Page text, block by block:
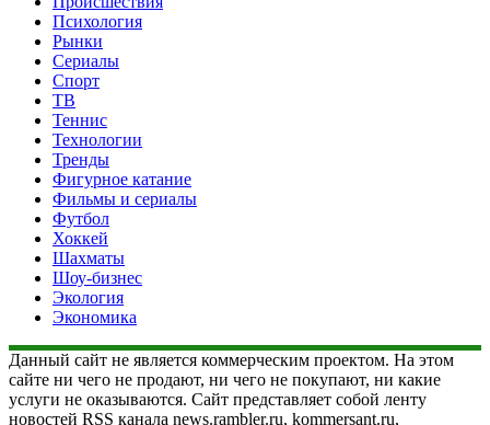
Психология
Рынки
Сериалы
Спорт
ТВ
Теннис
Технологии
Тренды
Фигурное катание
Фильмы и сериалы
Футбол
Хоккей
Шахматы
Шоу-бизнес
Экология
Экономика
Данный сайт не является коммерческим проектом. На этом
сайте ни чего не продают, ни чего не покупают, ни какие
услуги не оказываются. Сайт представляет собой ленту
новостей RSS канала news.rambler.ru, kommersant.ru,